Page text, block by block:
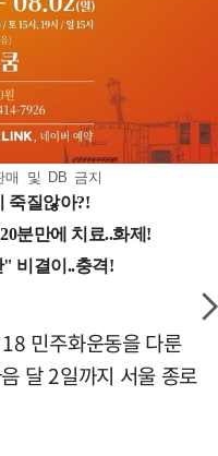
매 및 DB 금지
민주화운동을 다룬
달 2일까지 서울 종로